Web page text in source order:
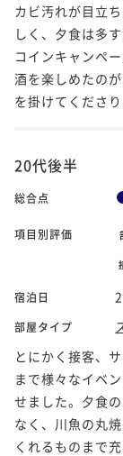
カビ汚れが目立
しく、夕食は多
コインキャンペ
酒を楽しめたの
を掛けてくださり
20代後半
総合点
項目別評価
宿泊日
部屋タイプ
とにかく接客、
まで様々なイベ
せました。夕食
なく、川魚の丸
くれるものまで